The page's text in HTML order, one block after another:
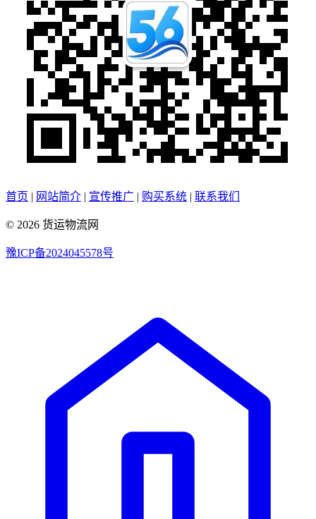
首页 | 网站简介 | 宣传推广 | 购买系统 | 联系我们
© 2026 货运物流网
豫ICP备2024045578号